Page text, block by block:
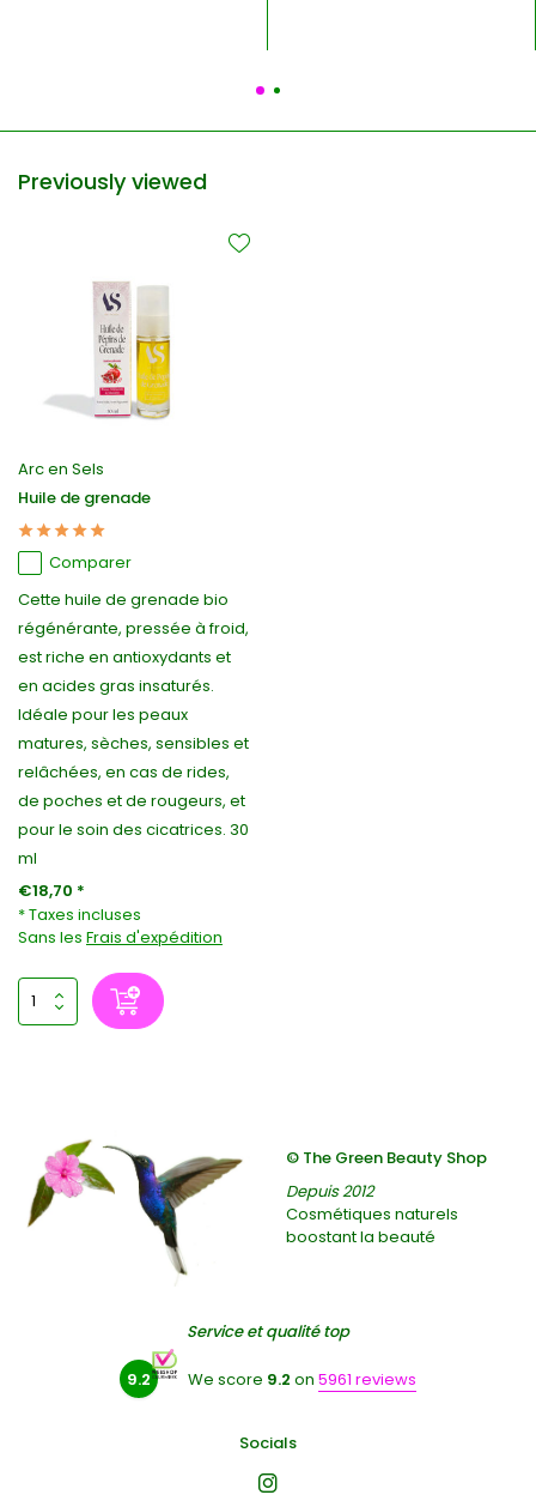
Previously viewed
Arc en Sels
Huile de grenade
Comparer
Cette huile de grenade bio
régénérante, pressée à froid,
est riche en antioxydants et
en acides gras insaturés.
Idéale pour les peaux
matures, sèches, sensibles et
relâchées, en cas de rides,
de poches et de rougeurs, et
pour le soin des cicatrices. 30
ml
€18,70 *
* Taxes incluses
Sans les Frais d'expédition
© The Green Beauty Shop
Depuis 2012
Cosmétiques naturels
boostant la beauté
Service et qualité top
9.2 We score 9.2 on 5961 reviews
Socials